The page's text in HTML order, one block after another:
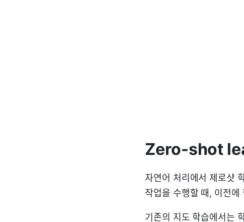
Zero-shot
자연어 처리에서 제로샷
작업을 수행할 때, 이전
기존의 지도 학습에서는